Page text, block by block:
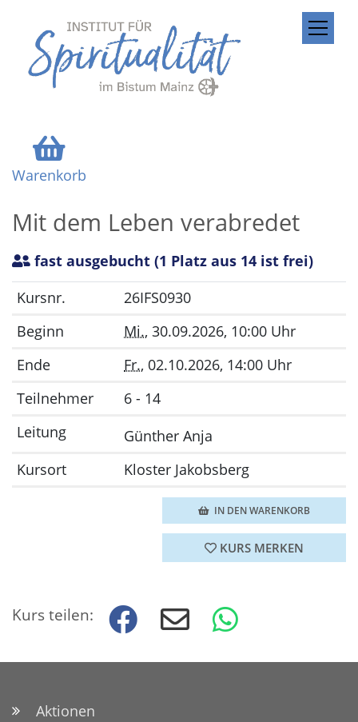
Warenkorb
Mit dem Leben verabredet
fast ausgebucht (1 Platz aus 14 ist frei)
Kursnr.
26IFS0930
Beginn
Mi., 30.09.2026, 10:00 Uhr
Ende
Fr., 02.10.2026, 14:00 Uhr
Teilnehmer
6 - 14
Leitung
Günther Anja
Kursort
Kloster Jakobsberg
IN DEN WARENKORB
KURS MERKEN
Kurs teilen:
Aktionen